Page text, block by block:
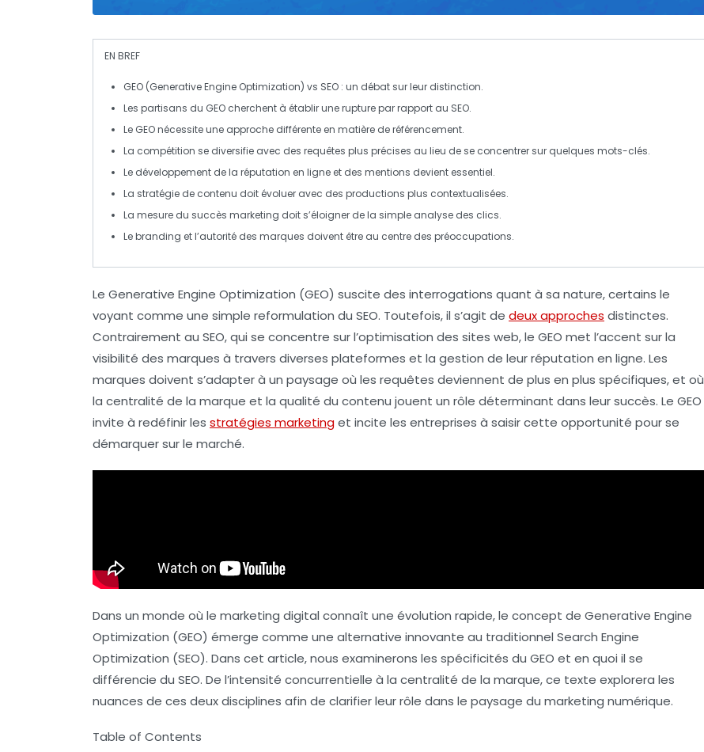
EN BREF
GEO (Generative Engine Optimization) vs SEO : un débat sur leur distinction.
Les partisans du GEO cherchent à établir une rupture par rapport au SEO.
Le GEOnécessite une approche différente en matière deréférencement.
La compétition se diversifie avec des requêtes plus précises au lieu de se concentrer sur quelques mots-clés.
Le développement de la réputation en ligne et des mentions devient essentiel.
La stratégie de contenu doit évoluer avec des productions plus contextualisées.
La mesure du succès marketing doit s’éloigner de la simple analyse des clics.
Lebranding et l’autorité des marques doivent être au centre des préoccupations.
Le Generative Engine Optimization (GEO) suscite des interrogations quant à sa nature, certains le
voyant comme une simple reformulation du SEO. Toutefois, il s’agit de deux approches distinctes.
Contrairement au SEO, qui se concentre sur l’optimisation des sites web, le GEO met l’accent sur la
visibilité des marques à travers diverses plateformes et la gestion de leurréputation en ligne. Les
marques doivent s’adapter à un paysage où les requêtes deviennent de plus en plus spécifiques, et où
la centralité de la marque et la qualité du contenu jouent un rôle déterminant dans leur succès. Le GEO
invite à redéfinir les stratégies marketinget incite les entreprises à saisir cette opportunité pour se
démarquer sur le marché.
Dans un monde où le marketing digital connaît une évolution rapide, le concept de Generative Engine
Optimization (GEO) émerge comme une alternative innovante au traditionnel Search Engine
Optimization (SEO). Dans cet article, nous examinerons les spécificités du GEO et en quoi il se
différencie du SEO. De l’intensité concurrentielle à la centralité de la marque, ce texte explorera les
nuances de ces deux disciplines afin de clarifier leur rôle dans le paysage du marketing numérique.
Table of Contents